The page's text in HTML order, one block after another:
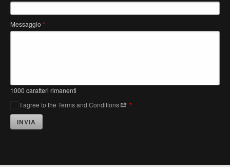
Messaggio *
1000 caratteri rimanenti
I agree to the Terms and Conditions
*
INVIA